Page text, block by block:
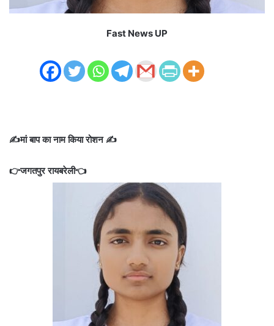
Fast News UP
✍️मां बाप का नाम किया रोशन ✍️
👉जगतपुर रायबरेली👈